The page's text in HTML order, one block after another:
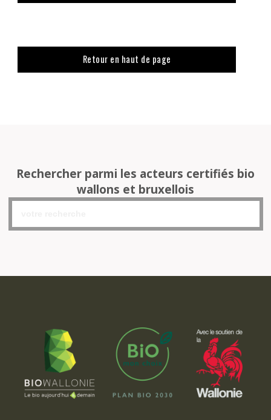
Retour en haut de page
Rechercher parmi les acteurs certifiés bio
wallons et bruxellois